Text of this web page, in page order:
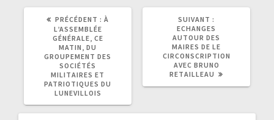
PRÉCÉDENT :
ARTICLE
PRÉCÉDENT
À
L’ASSEMBLÉE
GÉNÉRALE, CE
MATIN, DU
GROUPEMENT DES
SOCIÉTÉS
MILITAIRES ET
PATRIOTIQUES DU
LUNEVILLOIS
SUIVANT :
ARTICLE
SUIVANT
ECHANGES
AUTOUR DES
MAIRES DE LE
CIRCONSCRIPTION
AVEC BRUNO
RETAILLEAU